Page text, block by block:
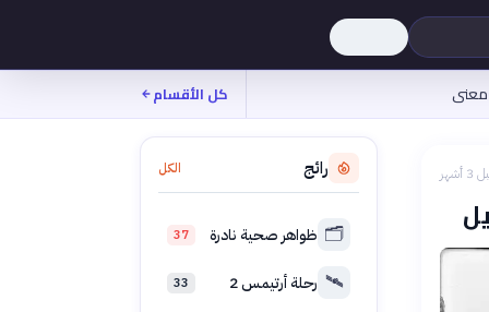
معنى كل الأقسام
أشهر رائج الكل
🗂️ ظواهر صحية نادرة 37
🛰️ رحلة أرتيمس 2 33